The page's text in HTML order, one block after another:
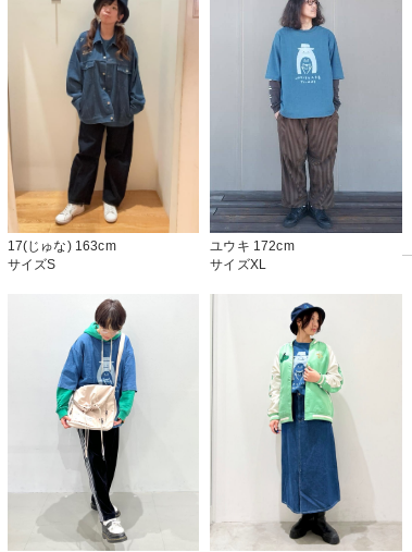
17(じゅな) 163cm
サイズS
ユウキ 172cm
サイズXL